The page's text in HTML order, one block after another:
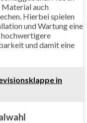
auch
Hierbei spielen
und Wartung eine
hochwertigere
und damit eine
in